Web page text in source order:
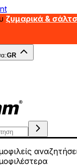
ζυμαρικά &
GR